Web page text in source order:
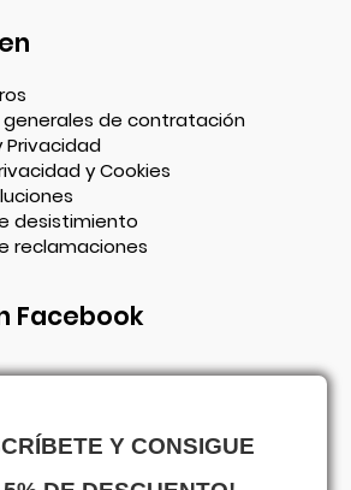
generales de contratación
Privacidad
y Cookies
desistimiento
reclamaciones
Facebook
Y CONSIGUE